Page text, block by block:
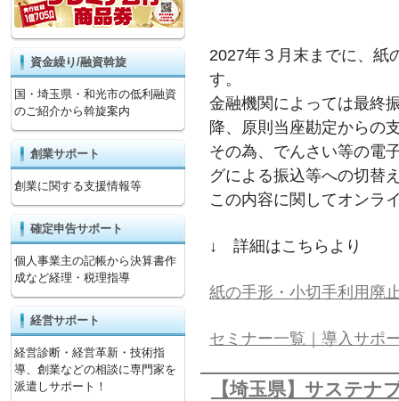
2027年３月末までに、紙
す。
金融機関によっては最終
降、原則当座勘定からの
その為、でんさい等の電
グによる振込等への切替
この内容に関してオンラ
↓ 詳細はこちらより
紙の手形・小切手利用廃
セミナー一覧｜導入サポ
【埼玉県】サステナ
資金繰り/融資斡旋
国・埼玉県・和光市の低利融資
のご紹介から斡旋案内
創業サポート
創業に関する支援情報等
確定申告サポート
個人事業主の記帳から決算書作
成など経理・税理指導
経営サポート
経営診断・経営革新・技術指
導、創業などの相談に専門家を
派遣しサポート！